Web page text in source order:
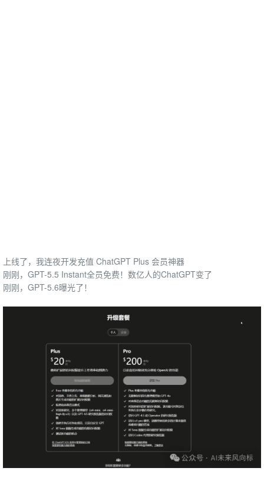
上线了，我连夜开发充值 ChatGPT Plus 会员神器
刚刚，GPT-5.5 Instant全员免费！数亿人的ChatGPT变了
刚刚，GPT-5.6曝光了！